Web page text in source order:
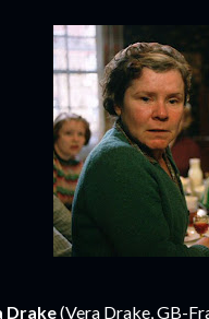
Drake(Vera Drake, GB-